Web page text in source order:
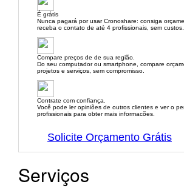
É grátis
Nunca pagará por usar Cronoshare: consiga
receba o contato de até 4 profissionais, sem custos.
Compare preços de de sua região.
Do seu computador ou smartphone, compare
projetos e serviços, sem compromisso.
Contrate com confiança.
Você pode ler opiniões de outros clientes e ver o
profissionais para obter mais informacões.
Solicite Orçamento Grátis
Serviços